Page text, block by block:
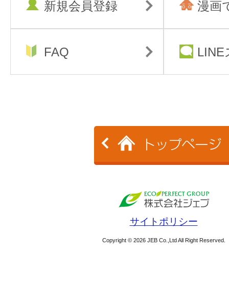
新規会員登録 漫画
FAQ LINE
サイトポリシー
Copyright © 2026 JEB Co.,Ltd All Right Reserved.